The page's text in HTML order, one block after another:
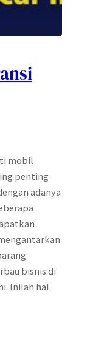
mobil
penting
adanya
bisnis di
Inilah hal